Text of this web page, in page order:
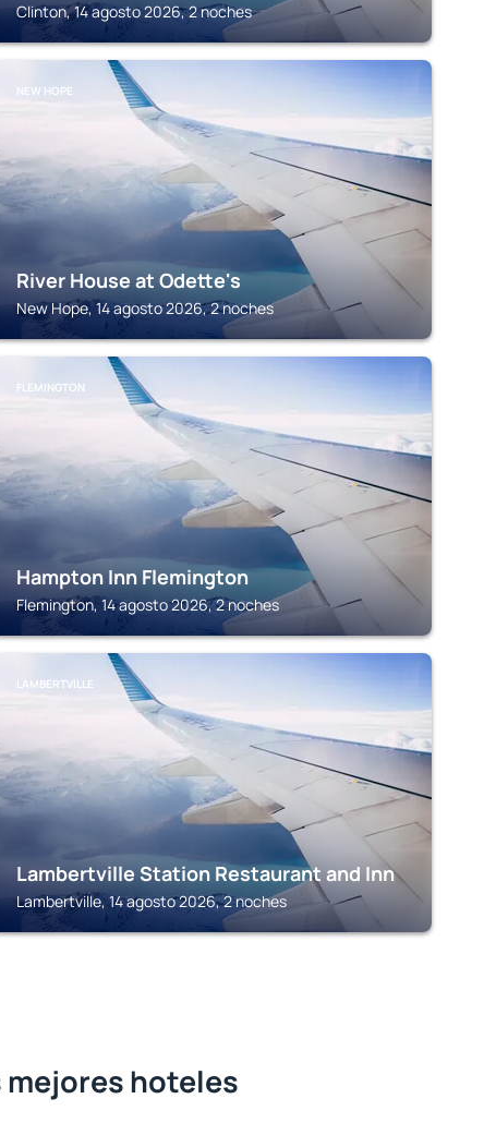
Clinton, 14 agosto 2026, 2 noches
NEW HOPE
River House at Odette's
New Hope, 14 agosto 2026, 2 noches
FLEMINGTON
Hampton Inn Flemington
Flemington, 14 agosto 2026, 2 noches
LAMBERTVILLE
Lambertville Station Restaurant and Inn
Lambertville, 14 agosto 2026, 2 noches
hoteles